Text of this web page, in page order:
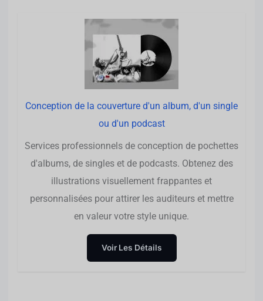
Conception de la couverture d'un album, d'un single
ou d'un podcast
Services professionnels de conception de pochettes
d'albums, de singles et de podcasts. Obtenez des
illustrations visuellement frappantes et
personnalisées pour attirer les auditeurs et mettre
en valeur votre style unique.
Voir Les Détails